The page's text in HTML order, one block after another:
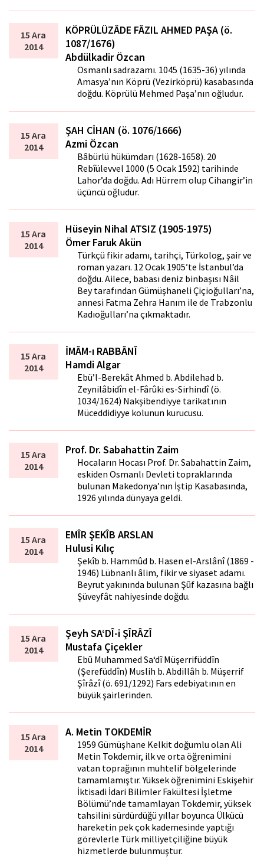
15 Ara
2014
KÖPRÜLÜZÂDE FÂZIL AHMED PAŞA (ö.
1087/1676)
Abdülkadir Özcan
Osmanlı sadrazamı. 1045 (1635-36) yılında
Amasya’nın Köprü (Vezirköprü) kasabasında
doğdu. Köprülü Mehmed Paşa’nın oğludur.
15 Ara
2014
ŞAH CİHAN (ö. 1076/1666)
Azmi Özcan
Bâbürlü hükümdarı (1628-1658). 20
Rebîülevvel 1000 (5 Ocak 1592) tarihinde
Lahor’da doğdu. Adı Hürrem olup Cihangir’in
üçüncü oğludur.
15 Ara
2014
Hüseyin Nihal ATSIZ (1905-1975)
Ömer Faruk Akün
Türkçü fikir adamı, tarihçi, Türkolog, şair ve
roman yazarı. 12 Ocak 1905’te İstanbul’da
doğdu. Ailece, babası deniz binbaşısı Nâil
Bey tarafından Gümüşhaneli Çiftçioğulları’na,
annesi Fatma Zehra Hanım ile de Trabzonlu
Kadıoğulları’na çıkmaktadır.
15 Ara
2014
İMÂM-ı RABBÂNÎ
Hamdi Algar
Ebü’l-Berekât Ahmed b. Abdilehad b.
Zeynilâbidîn el-Fârûki es-Sirhindî (ö.
1034/1624) Nakşibendiyye tarikatının
Müceddidiyye kolunun kurucusu.
15 Ara
2014
Prof. Dr. Sabahattin Zaim
Hocaların Hocası Prof. Dr. Sabahattin Zaim,
eskiden Osmanlı Devleti topraklarında
bulunan Makedonya’nın İştip Kasabasında,
1926 yılında dünyaya geldi.
15 Ara
2014
EMÎR ŞEKÎB ARSLAN
Hulusi Kılıç
Şekîb b. Hammûd b. Hasen el-Arslânî (1869 -
1946) Lübnanlı âlim, fikir ve siyaset adamı.
Beyrut yakınında bulunan Şûf kazasına bağlı
Şüveyfât nahiyesinde doğdu.
15 Ara
2014
Şeyh SA‘DÎ-i ŞÎRÂZÎ
Mustafa Çiçekler
Ebû Muhammed Sa‘dî Müşerrifüddîn
(Şerefüddîn) Muslih b. Abdillâh b. Müşerrif
Şîrâzî (ö. 691/1292) Fars edebiyatının en
büyük şairlerinden.
15 Ara
2014
A. Metin TOKDEMİR
1959 Gümüşhane Kelkit doğumlu olan Ali
Metin Tokdemir, ilk ve orta öğrenimini
vatan toprağının muhtelif bölgelerinde
tamamlamıştır. Yüksek öğrenimini Eskişehir
İktisadi İdari Bilimler Fakültesi İşletme
Bölümü’nde tamamlayan Tokdemir, yüksek
tahsilini sürdürdüğü yıllar boyunca Ülkücü
hareketin pek çok kademesinde yaptığı
görevlerle Türk milliyetçiliğine büyük
hizmetlerde bulunmuştur.